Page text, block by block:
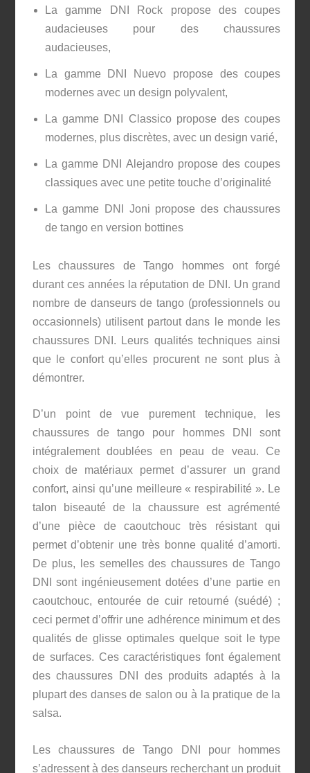
La gamme DNI Rock propose des coupes
audacieuses pour des chaussures
audacieuses,
La gamme DNI Nuevo propose des coupes
modernes avec un design polyvalent,
La gamme DNI Classico propose des coupes
modernes, plus discrètes, avec un design varié,
La gamme DNI Alejandro propose des coupes
classiques avec une petite touche d’originalité
La gamme DNI Joni propose des chaussures
de tango en version bottines
Les chaussures de Tango hommes ont forgé
durant ces années la réputation de DNI. Un grand
nombre de danseurs de tango (professionnels ou
occasionnels) utilisent partout dans le monde les
chaussures DNI. Leurs qualités techniques ainsi
que le confort qu’elles procurent ne sont plus à
démontrer.
D’un point de vue purement technique, les
chaussures de tango pour hommes DNI sont
intégralement doublées en peau de veau. Ce
choix de matériaux permet d’assurer un grand
confort, ainsi qu’une meilleure « respirabilité ». Le
talon biseauté de la chaussure est agrémenté
d’une pièce de caoutchouc très résistant qui
permet d’obtenir une très bonne qualité d’amorti.
De plus, les semelles des chaussures de Tango
DNI sont ingénieusement dotées d’une partie en
caoutchouc, entourée de cuir retourné (suédé) ;
ceci permet d’offrir une adhérence minimum et des
qualités de glisse optimales quelque soit le type
de surfaces. Ces caractéristiques font également
des chaussures DNI des produits adaptés à la
plupart des danses de salon ou à la pratique de la
salsa.
Les chaussures de Tango DNI pour hommes
s’adressent à des danseurs recherchant un produit